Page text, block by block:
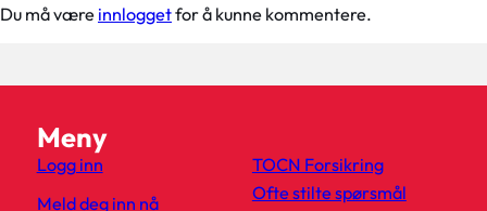
Du må være innloggetfor å kunne kommentere.
Meny
Logg inn
Meld deg inn nå
TOCN Forsikring
Ofte stilte spørsmål